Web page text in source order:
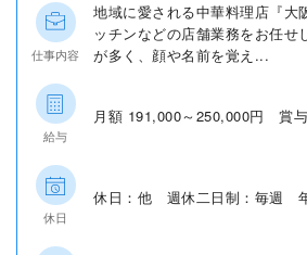
仕事内容
地域に愛される中華料理店『大
ッチンなどの店舗業務をお任せ
が多く、顔や名前を覚え...
給与
月額 191,000～250,000円 賞
休日
休日：他 週休二日制：毎週